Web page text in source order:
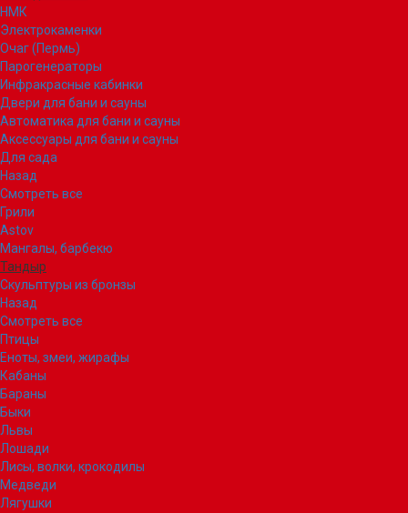
НМК
Электрокаменки
Очаг (Пермь)
Парогенераторы
Инфракрасные кабинки
Двери для бани и сауны
Автоматика для бани и сауны
Аксессуары для бани и сауны
Для сада
Назад
Смотреть все
Грили
Astov
Мангалы, барбекю
Тандыр
Скульптуры из бронзы
Назад
Смотреть все
Птицы
Еноты, змеи, жирафы
Кабаны
Бараны
Быки
Львы
Лошади
Лисы, волки, крокодилы
Медведи
Лягушки